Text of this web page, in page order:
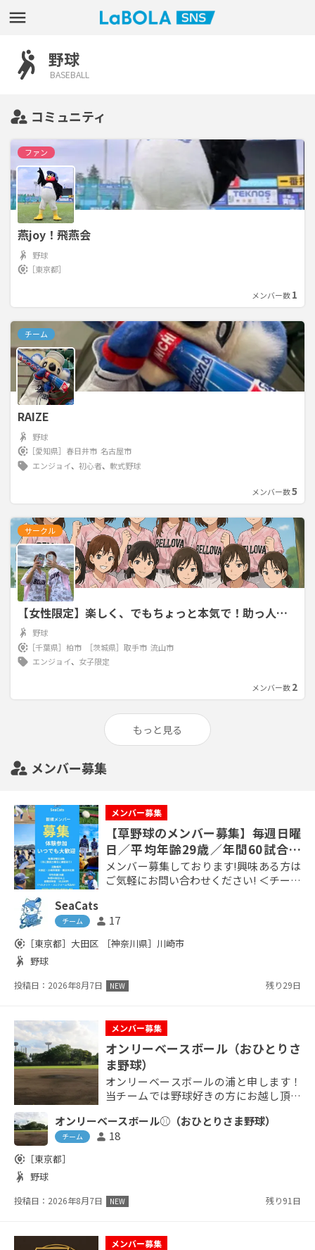
野球
BASEBALL
コミュニティ
ファン
燕joy！飛燕会
野球
［東京都］
メンバー数1
チーム
RAIZE
野球
［愛知県］ 春日井市 名古屋市
エンジョイ、 初心者、 軟式野球
メンバー数5
サークル
【女性限定】楽しく、でもちょっと本気で！助っ人＆
仲間募集♡
野球
［千葉県］ 柏市 ［茨城県］ 取手市 流山市
エンジョイ、 女子限定
メンバー数2
もっと見る
メンバー募集
メンバー募集
【草野球のメンバー募集】毎週日曜
日／平均年齢29歳／年間60試合以
上/大田区南側・川崎市東側・横浜
市
メンバー募集しております!興味ある方は
ご気軽にお問い合わせください! ＜チーム
■活動エリア：大田区南側・川崎市東
側・横浜市北側 ■年齢層：20～37歳 ■レ
ベル：高校野球経験者中心 ■初年度会
ト代込み） ※11月以降入団は翌年扱...
SeaCats
チーム person 17
share_location ［東京都］ 大田区 ［神奈川県］ 川崎市
sports_handball 野球
投稿日：2026年8月7日 NEW 残り29日
メンバー募集
オンリーベースボール（おひとりさ
ま野球）
オンリーベースボールの浦と申します！
当チームでは野球好きの方にお越し頂き
毎回初参加の方も多くいらっしゃいま
す！是非お気軽にご連絡して下さい🤲
を保つため、年齢制限させて頂いており
ます...
オンリーベースボール⚾️（おひとりさま野球）
チーム person 18
share_location ［東京都］
sports_handball 野球
投稿日：2026年8月7日 NEW 残り91日
メンバー募集